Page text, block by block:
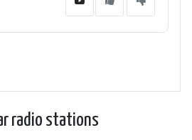
radio stations